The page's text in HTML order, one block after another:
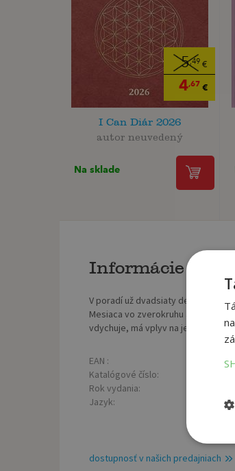
5,49 €
4,67 €
I Can Diár 2026
autor neuvedený
Na sklade
Informácie o
V poradí už dvadsiaty deviaty
Mesiaca vo zverokruhu aj užitočný
vdychuje, má vplyv na jeho
EAN :
Katalógové číslo:
Rok vydania:
Jazyk:
dostupnosť v našich predajniach